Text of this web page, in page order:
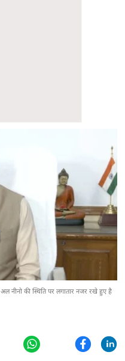
नीनो की स्थिति पर लगातार नजर रखे हुए है